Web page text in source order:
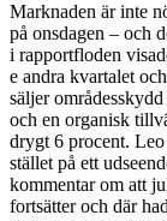
Marknaden är inte
på onsdagen – och
i rapportfloden
e andra kvartalet
säljer
och en organisk
drygt 6 procent.
stället på ett
kommentar om att
fortsätter och där